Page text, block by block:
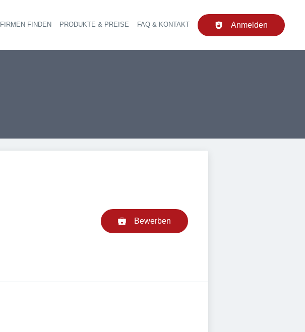
Haupt-Navigation
FIRMEN FINDEN PRODUKTE & PREISE FAQ & KONTAKT Anmelden
Bewerben